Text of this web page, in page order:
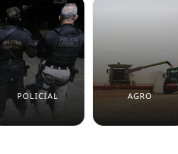
POLICIAL AGRO